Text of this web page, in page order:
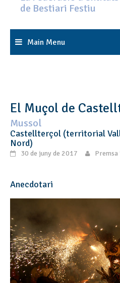
de Bestiari Festiu
Main Menu
El Muçol de
Mussol
Castellterçol (territorial
Nord)
30 de juny de 2017
Anecdotari